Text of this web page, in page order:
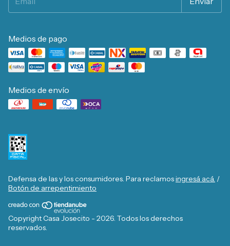
Medios de pago
Medios de envío
Defensa de las y los consumidores. Para reclamosingresá acá. /
Botón de arrepentimiento
Copyright Casa Josecito - 2026. Todos los derechos
reservados.